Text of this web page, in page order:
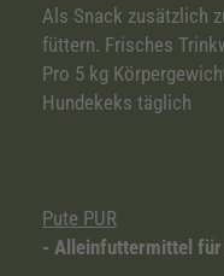
Als Snack zusätzlich
füttern. Frisches
Pro 5 kg
Hundekeks täglich
Pute PUR
- Alleinfuttermittel für